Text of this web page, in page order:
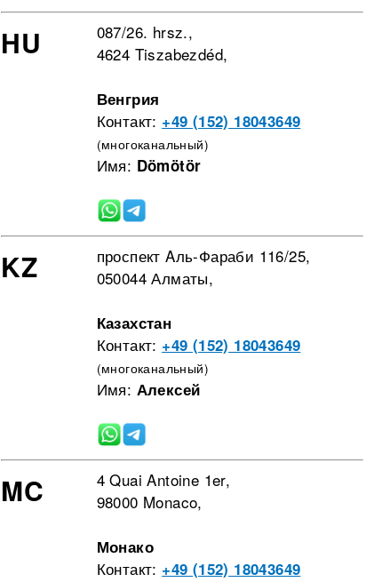
HU
087/26. hrsz.,
4624 Tiszabezdéd,
Венгрия
Контакт: +49 (152) 18043649
(многоканальный)
Имя: Dömötör
KZ
проспект Aль-Фараби 116/25,
050044 Алматы,
Казахстан
Контакт: +49 (152) 18043649
(многоканальный)
Имя: Алексей
MC
4 Quai Antoine 1er,
98000 Monaco,
Монако
Контакт: +49 (152) 18043649